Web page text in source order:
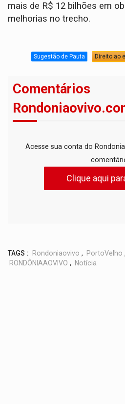
mais de R$ 12 bilhões em
melhorias no trecho.
Sugestão de Pauta Direito ao
Comentários
Acesse sua conta do
Clique aqui
TAGS : Rondoniaovivo , PortoVelho ,
RONDÔNIAAOVIVO , Notícia